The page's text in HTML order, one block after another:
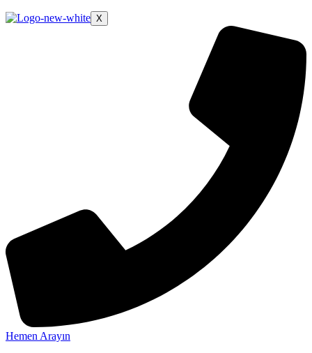
X
Hemen Arayın